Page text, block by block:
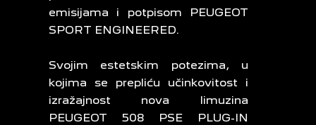
emisijama i potpisom PEUGEOT
SPORT ENGINEERED.
Svojim estetskim potezima, u
kojima se prepliću učinkovitost i
izražajnost nova limuzina
PEUGEOT 508 PSE PLUG-IN